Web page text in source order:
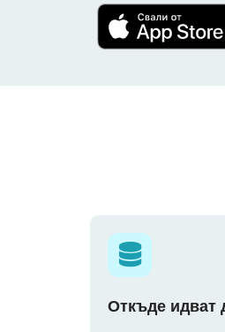
Откъде идват